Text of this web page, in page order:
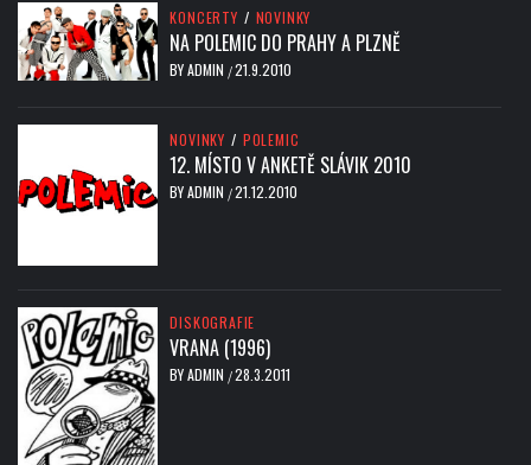
KONCERTY / NOVINKY
NA POLEMIC DO PRAHY A PLZNĚ
BYADMIN /21.9.2010
NOVINKY / POLEMIC
12. MÍSTO V ANKETĚ SLÁVIK 2010
BYADMIN /21.12.2010
DISKOGRAFIE
VRANA (1996)
BYADMIN /28.3.2011